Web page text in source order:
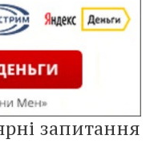
запитання